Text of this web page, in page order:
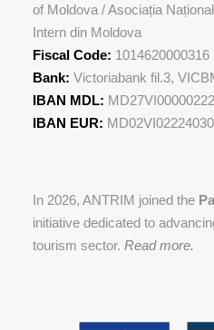
of Moldova / Asociația
Intern din Moldova
Fiscal Code: 1014620000316
Bank: Victoriabank fil.3,
IBAN MDL:
IBAN EUR:
In 2026, ANTRIM joined the
initiative dedicated to
tourism sector.Read more.